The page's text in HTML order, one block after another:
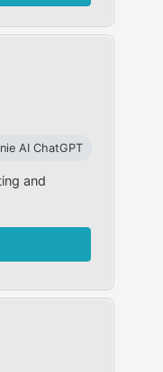
AI ChatGPT
and